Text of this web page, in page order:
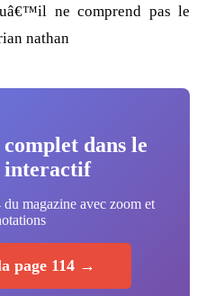
ne comprend pas le
nathan
dans le
interactif
magazine avec zoom et
page 114 →